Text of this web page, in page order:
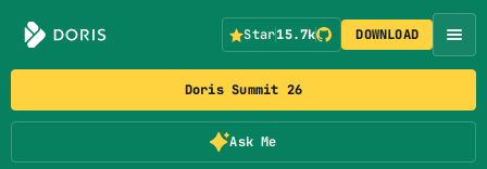
Doris Summit 26
Ask Me
Star15.7k DOWNLOAD